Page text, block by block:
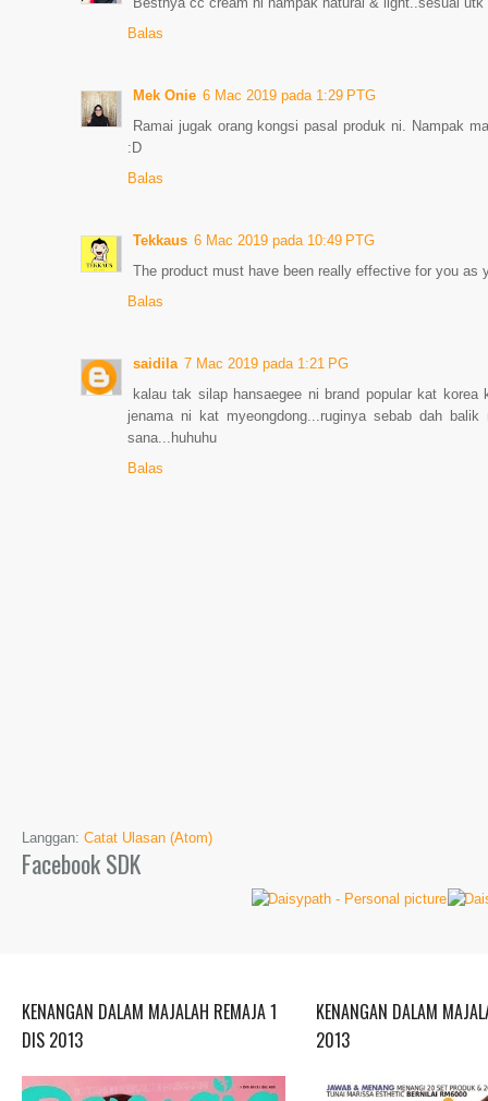
Balas
Mek Onie 6 Mac 2019 pada 1:29 PTG
Ramai jugak orang kongsi pasal produk ni. Nampak
:D
Balas
Tekkaus 6 Mac 2019 pada 10:49 PTG
The product must have been really effective for you
Balas
saidila 7 Mac 2019 pada 1:21 PG
kalau tak silap hansaegee ni brand popular kat
jenama ni kat myeongdong...ruginya sebab dah
sana...huhuhu
Balas
Langgan: Catat Ulasan (Atom)
Facebook SDK
KENANGAN DALAM MAJALAH REMAJA 1
DIS 2013
KENANGAN DALAM
2013